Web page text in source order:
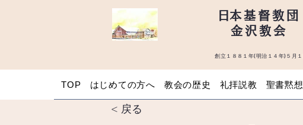
​日本基督教団
金沢教会
創立１８８１年(明治１４年)５月
TOP はじめての方へ 教会の歴史 礼拝説教 聖書黙想
< 戻る